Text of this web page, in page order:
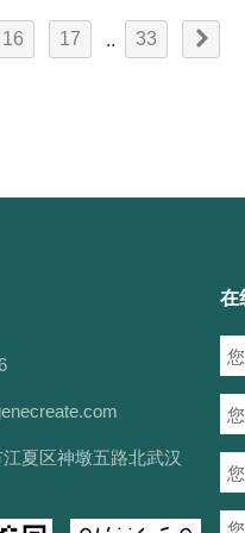
16 17 .. 33
夏区神墩五路北武汉
在